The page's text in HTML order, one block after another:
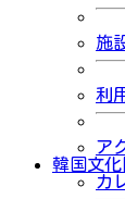
施
利
ア
韓国文化
カ